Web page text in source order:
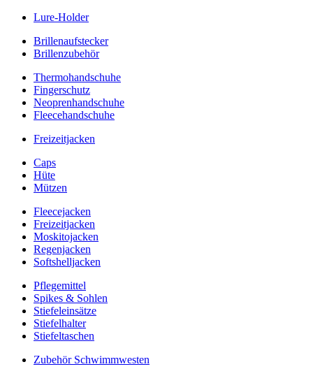
Lure-Holder
Brillenaufstecker
Brillenzubehör
Thermohandschuhe
Fingerschutz
Neoprenhandschuhe
Fleecehandschuhe
Freizeitjacken
Caps
Hüte
Mützen
Fleecejacken
Freizeitjacken
Moskitojacken
Regenjacken
Softshelljacken
Pflegemittel
Spikes & Sohlen
Stiefeleinsätze
Stiefelhalter
Stiefeltaschen
Zubehör Schwimmwesten